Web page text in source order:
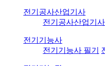
전기공사산업기사
전기공사산업기사
전기기능사
전기기능사 필기